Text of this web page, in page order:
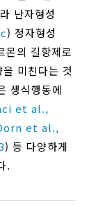
난자형성
) 정자형성
의 길항제로
미친다는 것
생식행동에
et al.,
et al.,
) 등 다양하게
.